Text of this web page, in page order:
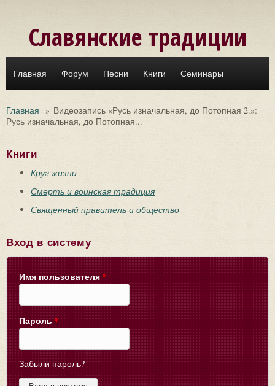
Славянские традиции
Главная Форум Песни Книги Семинары
Главная » Видеозапись «Русь изначальная, до Потопная 2.»:
Русь изначальная, до Потопная...
Книги
Круг жизни
Смерть и воинская традиция
Священный правитель и общество
Вход в систему
Имя пользователя *
Пароль *
Забыли пароль?